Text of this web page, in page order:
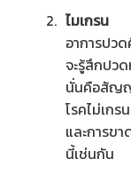
ไมเกรน
อาการปวด
จะรู้สึกปว
นั่นคือสัญญ
โรคไม่เก
และการข
นี้เช่นกัน